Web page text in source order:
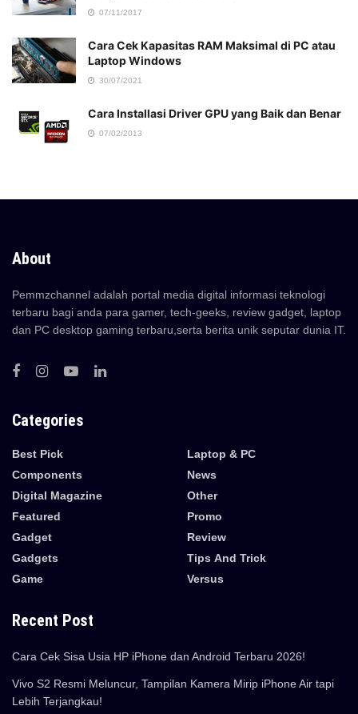
07/11/2017
Cara Cek Kapasitas RAM Maksimal di PC atau
Laptop Windows
30/07/2021
Cara Installasi Driver GPU yang Baik dan Benar
07/02/2013
About
Pemmzchannel adalah portal media digital informasi teknologi
terbaru bagi anda para gamer, tech-geeks, review gadget, laptop
dan PC desktop gaming terbaru,serta berita unik seputar dunia IT.
Categories
Best Pick
Components
Digital Magazine
Featured
Gadget
Gadgets
Game
Laptop & PC
News
Other
Promo
Review
Tips And Trick
Versus
Recent Post
Cara Cek Sisa Usia HP iPhone dan Android Terbaru 2026!
Vivo S2 Resmi Meluncur, Tampilan Kamera Mirip iPhone Air tapi
Lebih Terjangkau!